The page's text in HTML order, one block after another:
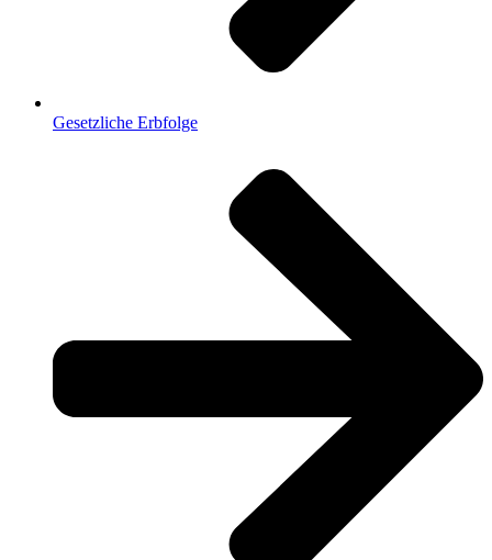
Gesetzliche Erbfolge